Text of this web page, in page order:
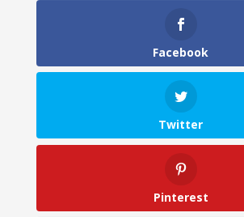
Facebook
Twitter
Pinterest